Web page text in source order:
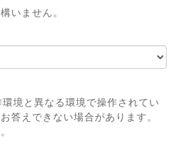
いません。
境と異なる環境で操作されてい
答えできない場合があります。